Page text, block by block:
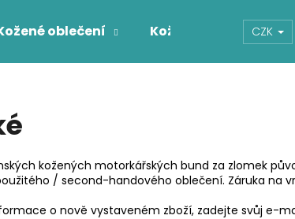
oblečení Kožichy Boty
CZK
kožených motorkářských bund za zlomek
/ second-handového oblečení. Záruka na
o nově vystaveném zboží, zadejte svůj e-